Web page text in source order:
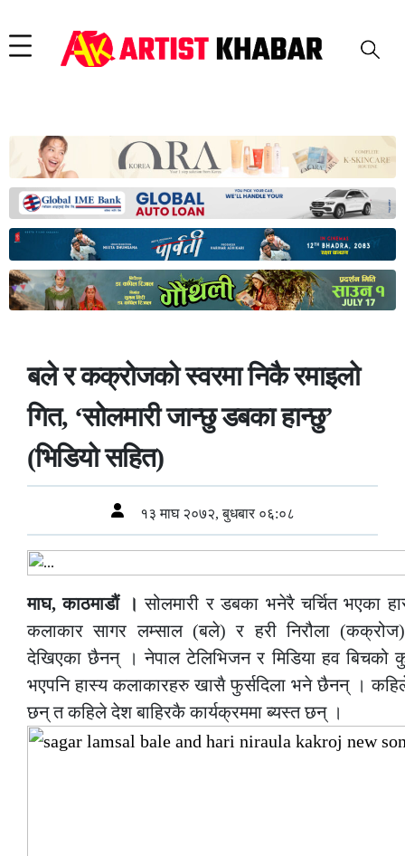
बले र कक्रोजको स्वरमा निकै रमाइलो
गित, ‘सोलमारी जान्छु डबका हान्छु’
(भिडियो सहित)
१३ माघ २०७२, बुधबार ०६:०८
माघ, काठमाडौं । सोलमारी र डबका भनेरै चर्चित भएका
कलाकार सागर लम्साल (बले) र हरी निरौला (कक्रोज)
देखिएका छैनन् । नेपाल टेलिभिजन र मिडिया हव बिचको
भएपनि हास्य कलाकारहरु खासै फुर्सदिला भने छैनन् ।
छन् त कहिले देश बाहिरकै कार्यक्रममा ब्यस्त छन् ।